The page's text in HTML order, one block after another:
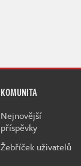
KOMUNITA
Nejnovější
příspěvky
Žebříček uživatelů